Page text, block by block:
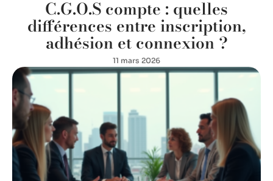
C.G.O.S compte : quelles
différences entre inscription,
adhésion et connexion ?
11 mars 2026